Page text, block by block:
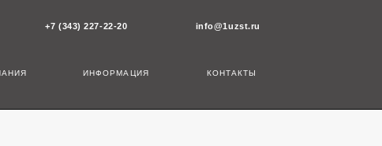
+7 (343) 227-22-20 info@1uzst.ru